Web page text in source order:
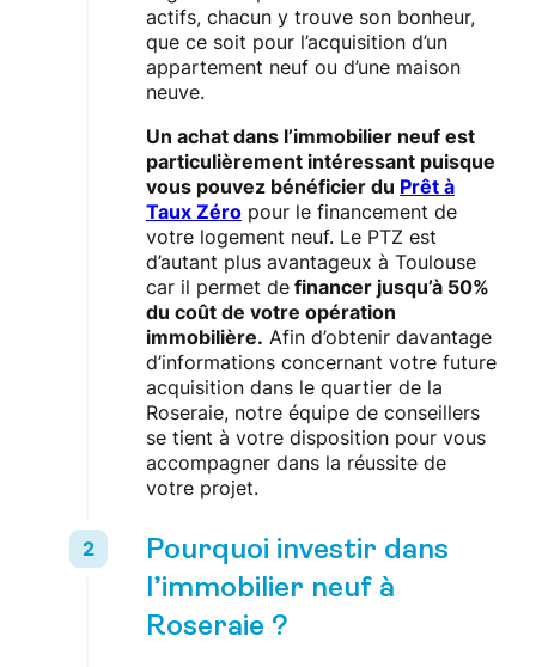
actifs, chacun y trouve son bonheur,
que ce soit pour l’acquisition d’un
appartement neuf ou d’une maison
neuve.
Un achat dans l’immobilier neuf est
particulièrement intéressant puisque
vous pouvez bénéficier du Prêt à
Taux Zéro pour le financement de
votre logement neuf. Le PTZ est
d’autant plus avantageux à Toulouse
car il permet de financer jusqu’à 50%
du coût de votre opération
immobilière. Afin d’obtenir davantage
d’informations concernant votre future
acquisition dans le quartier de la
Roseraie, notre équipe de conseillers
se tient à votre disposition pour vous
accompagner dans la réussite de
votre projet.
Pourquoi investir dans
l’immobilier neuf à
Roseraie ?